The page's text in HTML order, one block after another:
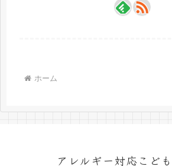
ホーム
アレルギー対応こど